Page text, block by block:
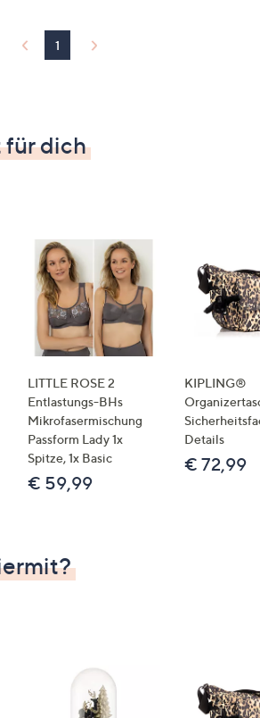
1
für dich
LITTLE ROSE 2
Entlastungs-BHs
Mikrofasermischung
Passform Lady 1x
Spitze, 1x Basic
€ 59,99
KIPLING®
Details
€ 72,99